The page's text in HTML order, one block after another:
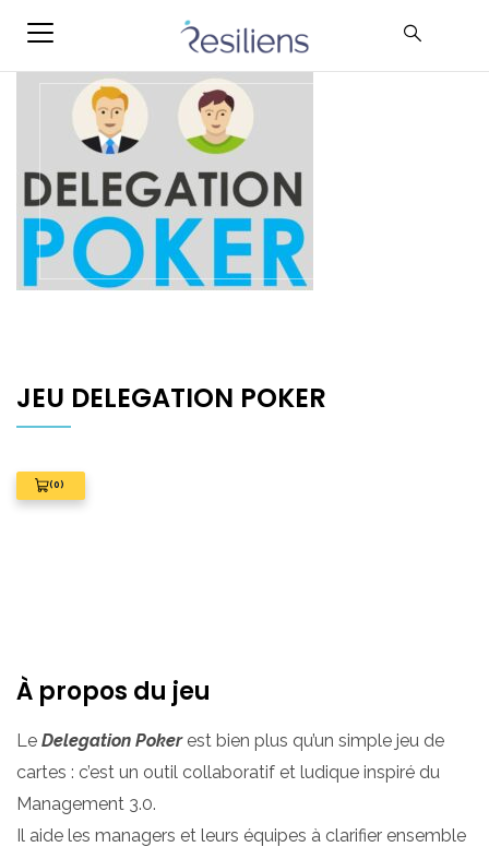
JEU DELEGATION POKER
(0)
VIEW
CART
À propos du jeu
Le Delegation Pokerest bien plus qu’un simple jeu de
cartes : c’est un outil collaboratif et ludique inspiré du
Management 3.0.
Il aide les managers et leurs équipes à clarifier ensemble